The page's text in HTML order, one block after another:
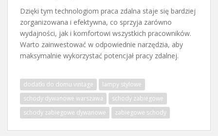
Dzięki tym technologiom praca zdalna staje się bardziej
zorganizowana i efektywna, co sprzyja zarówno
wydajności, jak i komfortowi wszystkich pracowników.
Warto zainwestować w odpowiednie narzędzia, aby
maksymalnie wykorzystać potencjał pracy zdalnej.
dodatki do domu vintage
lampy stylowe
schody dywanowe warszawa
schody zabiegowe
schody zabiegowe dywanowe
zabiegowe schody